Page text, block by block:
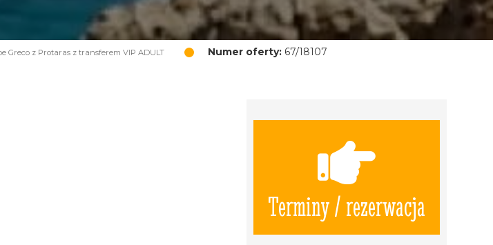
Greco z Protaras z transferem VIP ADULT Numer oferty:67/18107
Terminy / rezerwacja